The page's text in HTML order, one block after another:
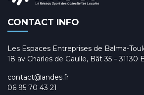
CONTACT INFO
Les Espaces Entreprises de Balma-
18 av Charles de Gaulle, Bât 35 – 31130
contact@andes.fr
06 95 70 43 21